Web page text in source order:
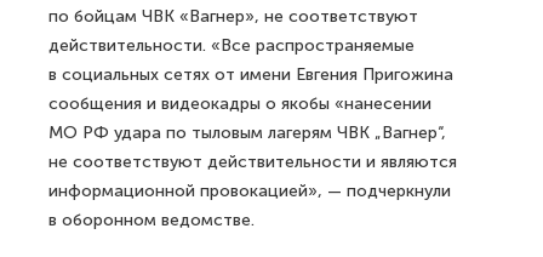
по бойцам ЧВК «Вагнер», не соответствуют
действительности. «Все распространяемые
в социальных сетях от имени Евгения Пригожина
сообщения и видеокадры о якобы «нанесении
МО РФ удара по тыловым лагерям ЧВК „Вагнер“,
не соответствуют действительности и являются
информационной провокацией», — подчеркнули
в оборонном ведомстве.